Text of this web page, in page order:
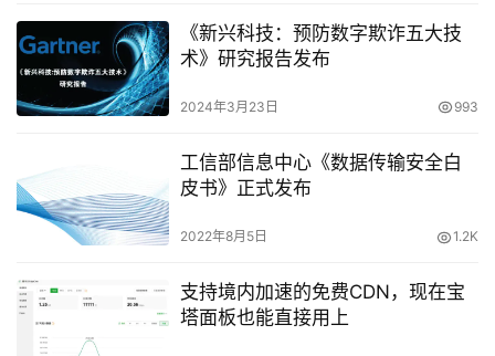
《新兴科技：预防数字欺诈五大技
术》研究报告发布
2024年3月23日 993
工信部信息中心《数据传输安全白
皮书》正式发布
2022年8月5日 1.2K
支持境内加速的免费CDN，现在宝
塔面板也能直接用上